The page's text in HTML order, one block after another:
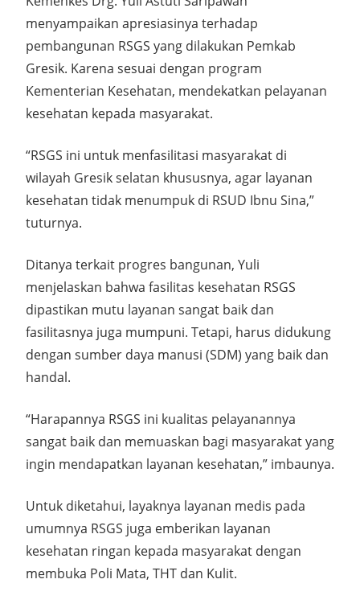
menyampaikan apresiasinya terhadap
pembangunan RSGS yang dilakukan Pemkab
Gresik. Karena sesuai dengan program
Kementerian Kesehatan, mendekatkan pelayanan
kesehatan kepada masyarakat.
“RSGS ini untuk menfasilitasi masyarakat di
wilayah Gresik selatan khususnya, agar layanan
kesehatan tidak menumpuk di RSUD Ibnu Sina,”
tuturnya.
Ditanya terkait progres bangunan, Yuli
menjelaskan bahwa fasilitas kesehatan RSGS
dipastikan mutu layanan sangat baik dan
fasilitasnya juga mumpuni. Tetapi, harus didukung
dengan sumber daya manusi (SDM) yang baik dan
handal.
“Harapannya RSGS ini kualitas pelayanannya
sangat baik dan memuaskan bagi masyarakat yang
ingin mendapatkan layanan kesehatan,” imbaunya.
Untuk diketahui, layaknya layanan medis pada
umumnya RSGS juga emberikan layanan
kesehatan ringan kepada masyarakat dengan
membuka Poli Mata, THT dan Kulit.